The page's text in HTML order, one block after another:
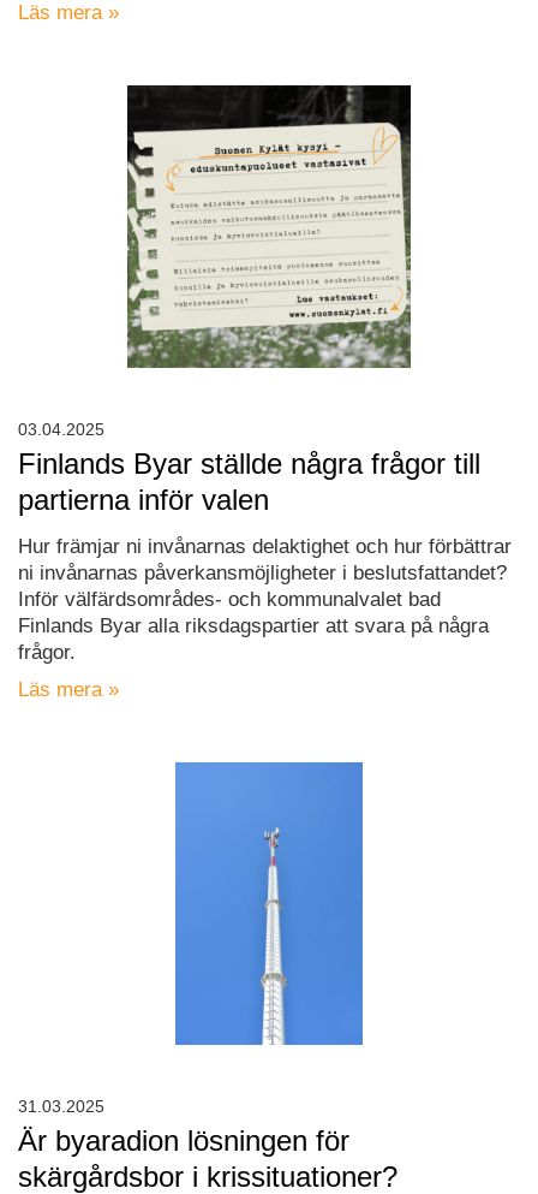
Läs mera »
Finlands Byar ställde några frågor till
partierna inför valen
Hur främjar ni invånarnas delaktighet och hur förbättrar
ni invånarnas påverkansmöjligheter i beslutsfattandet?
Inför välfärdsområdes- och kommunalvalet bad
Finlands Byar alla riksdagspartier att svara på några
frågor.
Läs mera »
03.04.2025
Är byaradion lösningen för
skärgårdsbor i krissituationer?
31.03.2025